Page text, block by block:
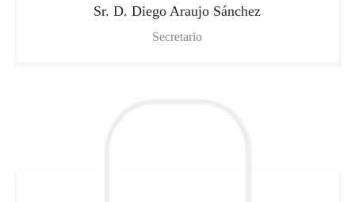
Sr. D. Diego Araujo Sánchez
Secretario